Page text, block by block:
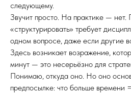
следующему.
Звучит просто. На практике — нет.
«структурировать» требует
одном вопросе, даже если другие
Здесь возникает возражение,
минут — это несерьёзно для
Понимаю, откуда оно. Но оно
предпосылке: что больше времени